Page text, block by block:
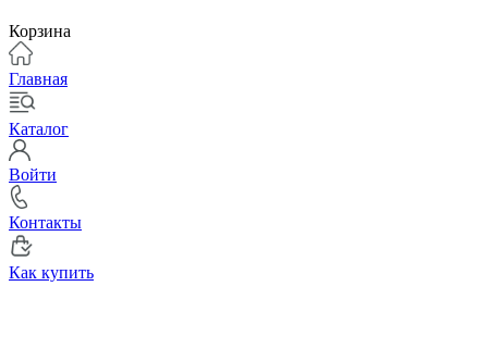
Корзина
Главная
Каталог
Войти
Контакты
Как купить